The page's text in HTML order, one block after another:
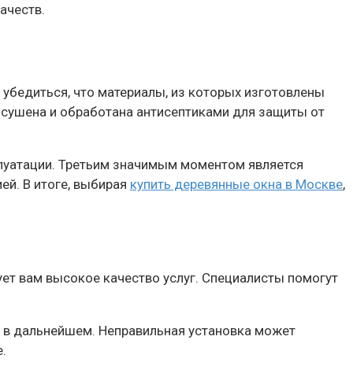
что материалы, из которых изготовлены
и обработана антисептиками для защиты от
Третьим значимым моментом является
В итоге, выбирая купить деревянные окна в Москве,
вам высокое качество услуг. Специалисты помогут
дальнейшем. Неправильная установка может